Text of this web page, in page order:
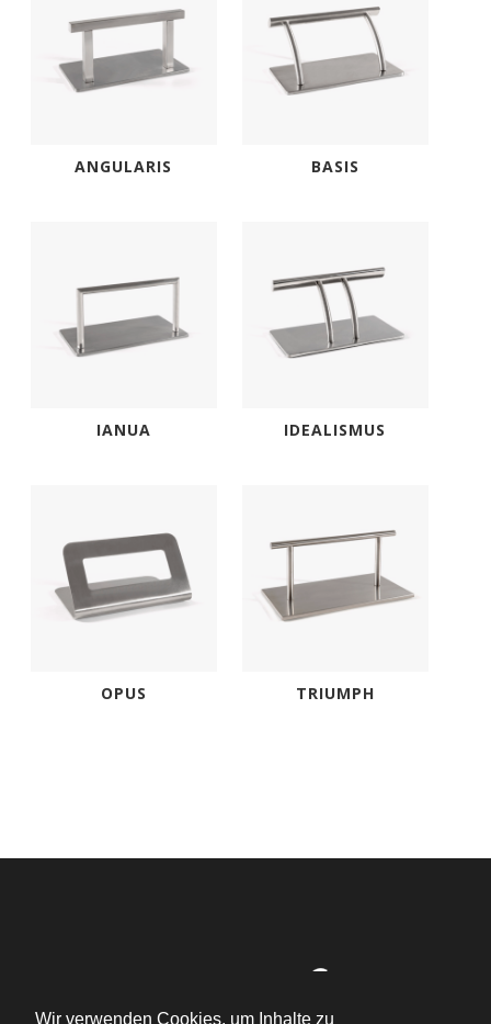
Wir verwenden Cookies, um Inhalte zu
ANGULARIS BASIS
IANUA IDEALISMUS
OPUS TRIUMPH